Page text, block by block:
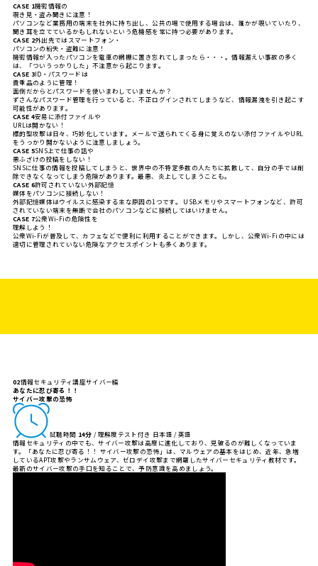
CASE 1機密情報の
覗き見・盗み聞きに注意！
パソコンなど業務用の端末を社外に持ち出し、公共の場で使用する場合は、誰かが覗いていたり、
聞き耳を立てているかもしれないという危機感を常に持つ必要があります。
CASE 2外出先ではスマートフォン・
パソコンの紛失・盗難に注意！
機密情報が入ったパソコンを電車の網棚に置き忘れてしまったら・・・。情報漏えい事故の多く
は、「ついうっかりした」不注意から起こります。
CASE 3ID・パスワードは
貴重品のように管理！
面倒だからとパスワードを使いまわしていませんか？
ずさんなパスワード管理を行っていると、不正ログインされてしまうなど、情報漏洩を引き起こす
可能性があります。
CASE 4安易に添付ファイルや
URLは開かない！
標的型攻撃は日々、巧妙化しています。メールで送られてくる身に覚えのない添付ファイルやURL
をうっかり開かないように注意しましょう。
CASE 5SNS上で仕事の話や
悪ふざけの投稿をしない！
SNSに仕事の情報を投稿してしまうと、世界中の不特定多数の人たちに拡散して、自分の手では削
除できなくなってしまう危険があります。最悪、炎上してしまうことも。
CASE 6許可されていない外部記憶
媒体をパソコンに接続しない！
外部記憶媒体はウイルスに感染する主な原因の1つです。 USBメモリやスマートフォンなど、許可
されていない端末を無断で会社のパソコンなどに接続してはいけません。
CASE 7公衆Wi-Fiの危険性を
理解しよう！
公衆Wi-Fiが普及して、カフェなどで便利に利用することができます。しかし、公衆Wi-Fiの中には
適切に管理されていない危険なアクセスポイントも多くあります。
02情報セキュリティ講座サイバー編
あなたに忍び寄る！！
サイバー攻撃の恐怖
試聴時間 14分 / 理解度テスト付き 日本語 / 英語
情報セキュリティの中でも、サイバー攻撃は高度に進化しており、見破るのが難しくなっていま
す。「あなたに忍び寄る！！ サイバー攻撃の恐怖」は、マルウェアの基本をはじめ、近年、急増
しているAPT攻撃やランサムウェア、ゼロデイ攻撃まで網羅したサイバーセキュリティ教材です。
最新のサイバー攻撃の手口を知ることで、予防意識を高めましょう。